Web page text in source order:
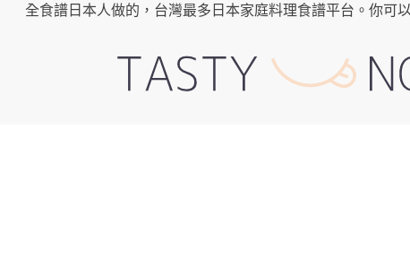
全食譜日本人做的，台灣最多日本家庭料理食譜平台。你可